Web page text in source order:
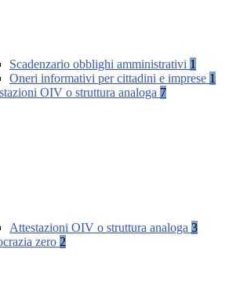
Scadenzario obblighi amministrativi 1
Oneri informativi per cittadini e imprese 1
OIV o struttura analoga 7
Attestazioni OIV o struttura analoga 3
zero 2